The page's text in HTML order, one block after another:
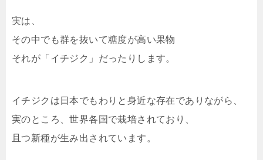
実は、
その中でも群を抜いて糖度が高い果物
それが「イチジク」だったりします。
イチジクは日本でもわりと身近な存在でありながら、
実のところ、世界各国で栽培されており、
且つ新種が生み出されています。